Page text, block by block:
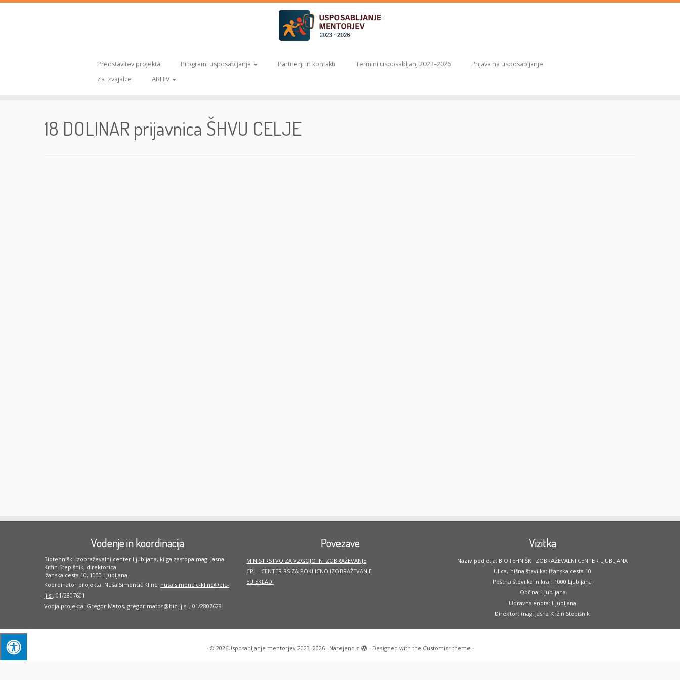
Predstavitev projekta Programi usposabljanja Partnerji in kontakti Termini usposabljanj 2023–2026
Prijava na usposabljanje
Za izvajalce
ARHIV
18 DOLINAR prijavnica ŠHVU CELJE
Vodenje in koordinacija
Biotehniški izobraževalni center Ljubljana, ki ga zastopa mag. Jasna
Kržin Stepišnik, direktorica
Ižanska cesta 10, 1000 Ljubljana
Koordinator projekta: Nuša Simončič Klinc, nusa.simoncic-klinc@bic-
lj.si, 01/2807601
Vodja projekta: Gregor Matos, gregor.matos@bic-lj.si , 01/2807629
Povezave
MINISTRSTVO ZA VZGOJO IN IZOBRAŽEVANJE
CPI – CENTER RS ZA POKLICNO IZOBRAŽEVANJE
EU SKLADI
Vizitka
Naziv podjetja: BIOTEHNIŠKI IZOBRAŽEVALNI CENTER LJUBLJANA
Ulica, hišna številka: Ižanska cesta 10
Poštna številka in kraj: 1000 Ljubljana
Občina: Ljubljana
Upravna enota: Ljubljana
Direktor: mag. Jasna Kržin Stepišnik
· © 2026Usposabljanje mentorjev 2023–2026· Narejeno z · Designed with the Customizr theme ·